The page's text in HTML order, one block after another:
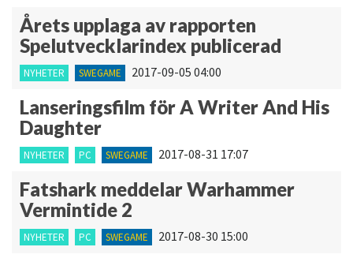
Årets upplaga av rapporten
Spelutvecklarindex publicerad
NYHETER SWEGAME 2017-09-05 04:00
Lanseringsfilm för A Writer And His
Daughter
NYHETER PC SWEGAME 2017-08-31 17:07
Fatshark meddelar Warhammer
Vermintide 2
NYHETER PC SWEGAME 2017-08-30 15:00